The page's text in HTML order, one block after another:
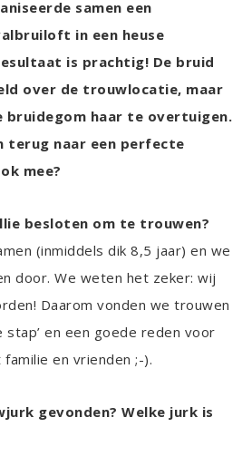
samen een
in een heuse
is prachtig! De bruid
over de trouwlocatie, maar
haar te overtuigen.
terug naar een perfecte
mee?
besloten om te trouwen?
(inmiddels dik 8,5 jaar) en we
door. We weten het zeker: wij
Daarom vonden we trouwen
stap’ en een goede reden voor
en vrienden ;-).
gevonden? Welke jurk is